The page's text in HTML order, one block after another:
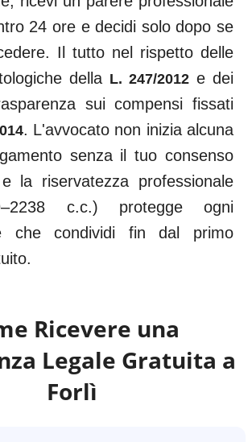
24 ore e decidi solo dopo se
Il tutto nel rispetto delle
della L. 247/2012 e dei
sui compensi fissati
. L'avvocato non inizia alcuna
senza il tuo consenso
la riservatezza professionale
c.c.) protegge ogni
che condividi fin dal primo
Ricevere una
Legale Gratuita a
Forlì